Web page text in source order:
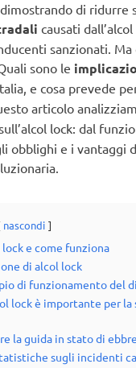
di ridurre
causati
sanzionati.
sono le
e cosa prevede
articolo
sull’alcol lock: dal
obblighi e i vantaggi
nascondi
lock e come funziona
di alcol lock
di funzionamento del
lock è importante per la
la guida in stato di
sugli incidenti